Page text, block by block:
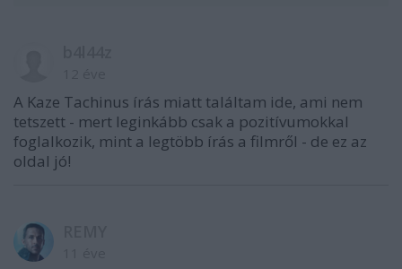
A Kaze Tachinus írás miatt találtam ide, ami nem
tetszett - mert leginkább csak a pozitívumokkal
foglalkozik, mint a legtöbb írás a filmről - de ez az
oldal jó!